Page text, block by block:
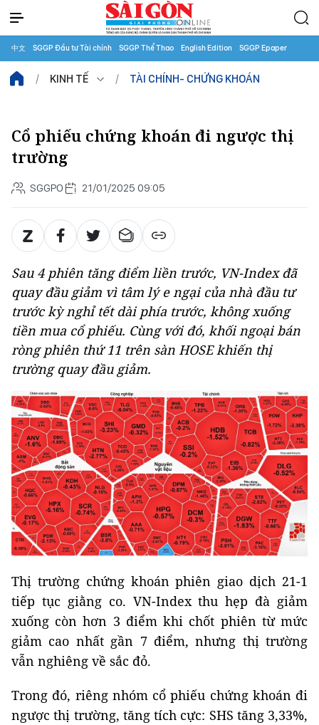
中文 SGGP Đầu tư Tài chính SGGP Thể Thao English Edition SGGP Epaper
KINH TẾ TÀI CHÍNH- CHỨNG KHOÁN
Cổ phiếu chứng khoán đi ngược thị
trường
SGGPO 21/01/2025 09:05
Sau 4 phiên tăng điểm liền trước, VN-Index đã
quay đầu giảm vì tâm lý e ngại của nhà đầu tư
trước kỳ nghỉ tết dài phía trước, không xuống
tiền mua cổ phiếu. Cùng với đó, khối ngoại bán
ròng phiên thứ 11 trên sàn HOSE khiến thị
trường quay đầu giảm.
Thị trường chứng khoán phiên giao dịch 21-1
tiếp tục giằng co. VN-Index thu hẹp đà giảm
xuống còn hơn 3 điểm khi chốt phiên từ mức
giảm cao nhất gần 7 điểm, nhưng thị trường
vẫn nghiêng về sắc đỏ.
Trong đó, riêng nhóm cổ phiếu chứng khoán đi
ngược thị trường, tăng tích cực: SHS tăng 3,33%,